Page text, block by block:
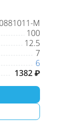
0881011-М
100
12.5
7
6
1382 ₽